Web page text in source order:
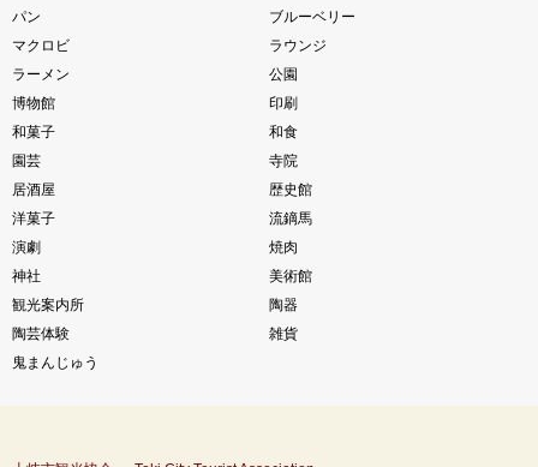
パン
ブルーベリー
マクロビ
ラウンジ
ラーメン
公園
博物館
印刷
和菓子
和食
園芸
寺院
居酒屋
歴史館
洋菓子
流鏑馬
演劇
焼肉
神社
美術館
観光案内所
陶器
陶芸体験
雑貨
鬼まんじゅう